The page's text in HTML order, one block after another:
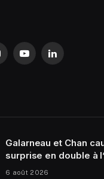
YouTubeLinkedIn
Galarneau et Chan
surprise en double à
6 août 2026